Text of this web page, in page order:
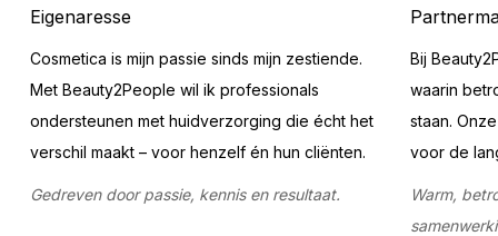
Eigenaresse
Cosmetica is mijn passie sinds mijn zestiende.
Met Beauty2People wil ik professionals
ondersteunen met huidverzorging die écht het
verschil maakt – voor henzelf én hun cliënten.
Gedreven door passie, kennis en resultaat.
Bij
waarin
staan.
voor de
Warm,